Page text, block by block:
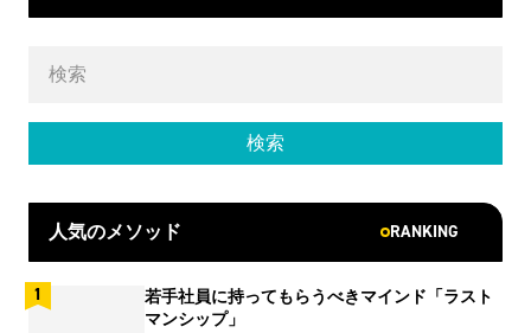
人気のメソッド RANKING
若手社員に持ってもらうべきマインド「ラスト
マンシップ」